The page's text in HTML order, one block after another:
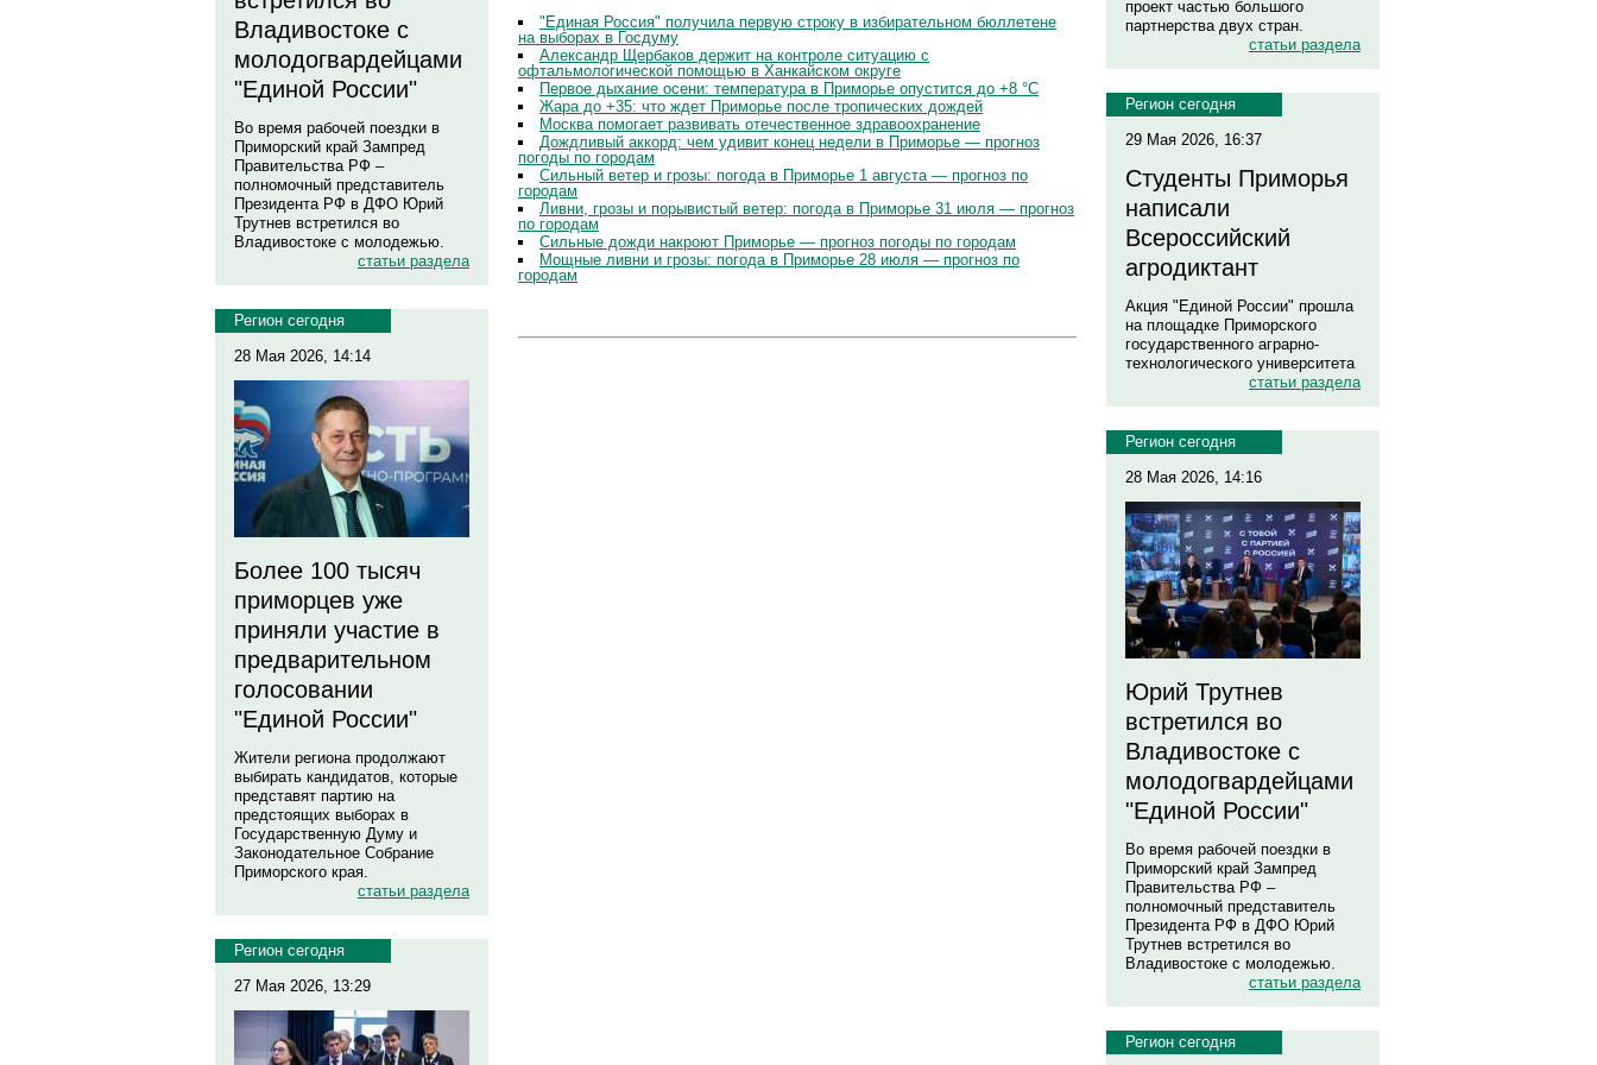
Владивостоке с
молодогвардейцами
"Единой России"
Во время рабочей поездки в
Приморский край Зампред
Правительства РФ –
полномочный представитель
Президента РФ в ДФО Юрий
Трутнев встретился во
Владивостоке с молодежью.
статьи раздела
Регион сегодня
28 Мая 2026, 14:14
Более 100 тысяч
приморцев уже
приняли участие в
предварительном
голосовании
"Единой России"
Жители региона продолжают
выбирать кандидатов, которые
представят партию на
предстоящих выборах в
Государственную Думу и
Законодательное Собрание
Приморского края.
статьи раздела
Регион сегодня
27 Мая 2026, 13:29
"Единая Россия" получила первую строку в избирательном бюллетене
на выборах в Госдуму
Александр Щербаков держит на контроле ситуацию с
офтальмологической помощью в Ханкайском округе
Первое дыхание осени: температура в Приморье опустится до +8 °C
Жара до +35: что ждет Приморье после тропических дождей
Москва помогает развивать отечественное здравоохранение
Дождливый аккорд: чем удивит конец недели в Приморье — прогноз
погоды по городам
Сильный ветер и грозы: погода в Приморье 1 августа — прогноз по
городам
Ливни, грозы и порывистый ветер: погода в Приморье 31 июля — прогноз
по городам
Сильные дожди накроют Приморье — прогноз погоды по городам
Мощные ливни и грозы: погода в Приморье 28 июля — прогноз по
городам
проект частью большого
партнерства двух стран.
статьи раздела
Регион сегодня
29 Мая 2026, 16:37
Студенты Приморья
написали
Всероссийский
агродиктант
Акция "Единой России" прошла
на площадке Приморского
государственного аграрно-
технологического университета
статьи раздела
Регион сегодня
28 Мая 2026, 14:16
Юрий Трутнев
встретился во
Владивостоке с
молодогвардейцами
"Единой России"
Во время рабочей поездки в
Приморский край Зампред
Правительства РФ –
полномочный представитель
Президента РФ в ДФО Юрий
Трутнев встретился во
Владивостоке с молодежью.
статьи раздела
Регион сегодня